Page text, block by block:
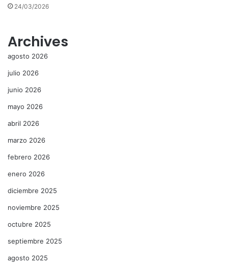
24/03/2026
Archives
agosto 2026
julio 2026
junio 2026
mayo 2026
abril 2026
marzo 2026
febrero 2026
enero 2026
diciembre 2025
noviembre 2025
octubre 2025
septiembre 2025
agosto 2025